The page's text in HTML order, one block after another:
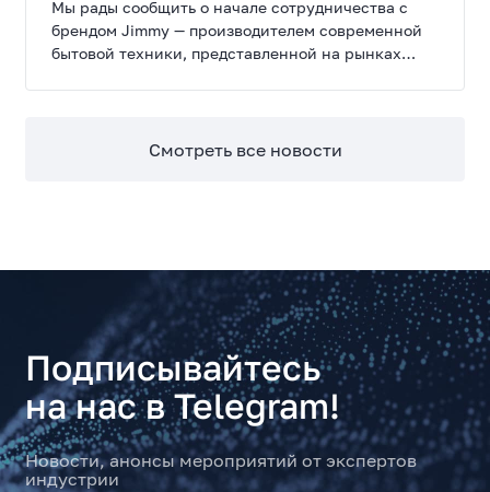
Мы рады сообщить о начале сотрудничества с
брендом Jimmy — производителем современной
бытовой техники, представленной на рынках
Смотреть все новости
Подписывайтесь
на нас в Telegram!
Новости, анонсы мероприятий от экспертов
индустрии